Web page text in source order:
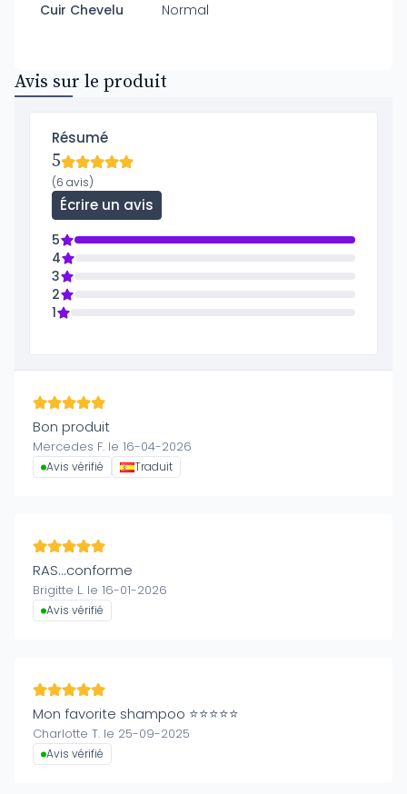
Cuir Chevelu Normal
Avis sur le produit
Résumé
5
(6 avis)
Écrire un avis
5
4
3
2
1
Bon produit
Mercedes F. le 16-04-2026
Avis vérifié Traduit
RAS...conforme
Brigitte L. le 16-01-2026
Avis vérifié
Mon favorite shampoo ⭐️⭐️⭐️⭐️⭐️
Charlotte T. le 25-09-2025
Avis vérifié